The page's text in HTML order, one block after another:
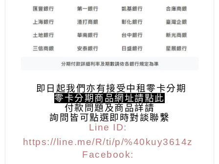
即日起我們亦有接受中租零卡分期
零卡分期商品網址請點此
付款問題及商品詳請
詢問皆可點選 即時對談聯繫
Line ID:
https://line.me/R/ti/p/%40kuy3614z
Facebook: